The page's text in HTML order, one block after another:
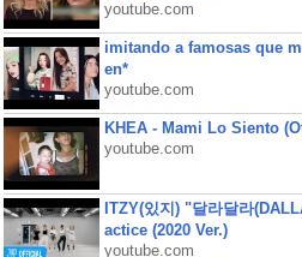
youtube.com
imitando a famosas que
en*
youtube.com
KHEA - Mami Lo Siento
youtube.com
ITZY(있지) "달라달라
actice (2020 Ver.)
youtube.com